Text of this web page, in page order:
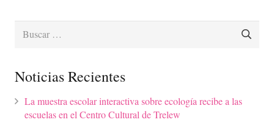
Buscar:
Noticias Recientes
La muestra escolar interactiva sobre ecología recibe a las
escuelas en el Centro Cultural de Trelew